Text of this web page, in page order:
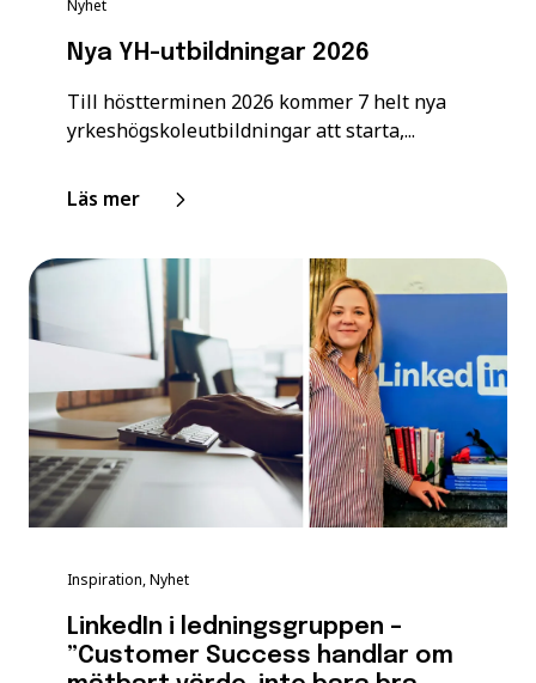
Nyhet
Nya YH-utbildningar 2026
Till höstterminen 2026 kommer 7 helt nya
yrkeshögskoleutbildningar att starta,...
Läs mer
Inspiration, Nyhet
LinkedIn i ledningsgruppen –
”Customer Success handlar om